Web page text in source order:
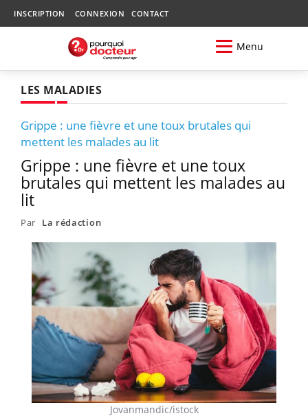
INSCRIPTION CONNEXION CONTACT
Menu
LES MALADIES
Grippe : une fièvre et une toux brutales qui
mettent les malades au lit
Grippe : une fièvre et une toux
brutales qui mettent les malades au
lit
Par La rédaction
Jovanmandic/istock